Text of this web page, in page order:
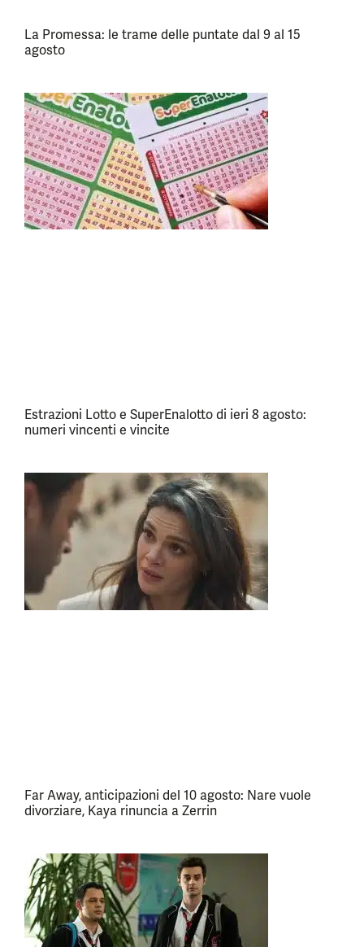
La Promessa: le trame delle puntate dal 9 al 15
agosto
Estrazioni Lotto e SuperEnalotto di ieri 8 agosto:
numeri vincenti e vincite
Far Away, anticipazioni del 10 agosto: Nare vuole
divorziare, Kaya rinuncia a Zerrin